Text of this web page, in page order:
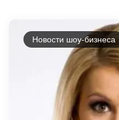
Новости шоу-бизнеса